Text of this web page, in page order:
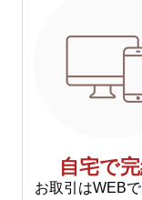
自宅で
お取引はWEBで